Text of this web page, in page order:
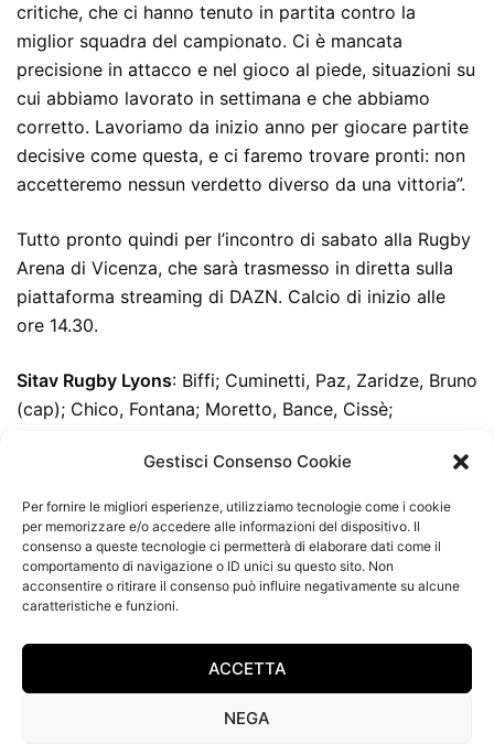
Gestisci Consenso Cookie
Per fornire le migliori esperienze, utilizziamo tecnologie come i cookie
per memorizzare e/o accedere alle informazioni del dispositivo. Il
consenso a queste tecnologie ci permetterà di elaborare dati come il
comportamento di navigazione o ID unici su questo sito. Non
acconsentire o ritirare il consenso può influire negativamente su alcune
caratteristiche e funzioni.
ACCETTA
NEGA
critiche, che ci hanno tenuto in partita contro la
miglior squadra del campionato. Ci è mancata
precisione in attacco e nel gioco al piede, situazioni su
cui abbiamo lavorato in settimana e che abbiamo
corretto. Lavoriamo da inizio anno per giocare partite
decisive come questa, e ci faremo trovare pronti: non
accetteremo nessun verdetto diverso da una vittoria”.
Tutto pronto quindi per l’incontro di sabato alla Rugby
Arena di Vicenza, che sarà trasmesso in diretta sulla
piattaforma streaming di DAZN. Calcio di inizio alle
ore 14.30.
Sitav Rugby Lyons: Biffi; Cuminetti, Paz, Zaridze, Bruno
(cap); Chico, Fontana; Moretto, Bance, Cissè;
Rensburg, Bottacci, Henderson, Via A, Mannelli
Torna alle news